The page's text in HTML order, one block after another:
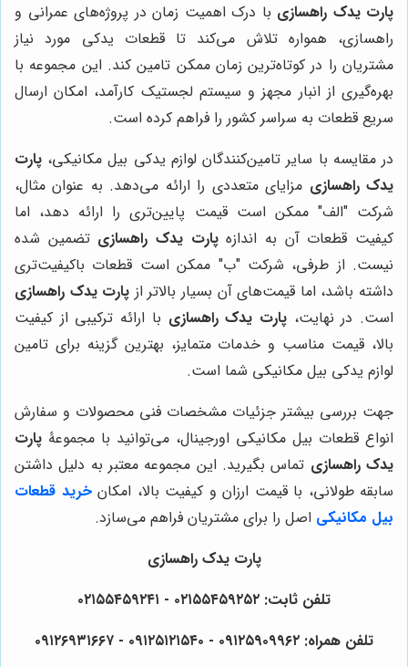
پارت یدک راهسازی با درک اهمیت زمان در پروژه‌های عمرانی و
راهسازی، همواره تلاش می‌کند تا قطعات یدکی مورد نیاز
مشتریان را در کوتاه‌ترین زمان ممکن تامین کند. این مجموعه با
بهره‌گیری از انبار مجهز و سیستم لجستیک کارآمد، امکان ارسال
سریع قطعات به سراسر کشور را فراهم کرده است.
در مقایسه با سایر تامین‌کنندگان لوازم یدکی بیل مکانیکی، پارت
یدک راهسازی مزایای متعددی را ارائه می‌دهد. به عنوان مثال،
شرکت "الف" ممکن است قیمت پایین‌تری را ارائه دهد، اما
کیفیت قطعات آن به اندازهپارت یدک راهسازی تضمین شده
نیست. از طرفی، شرکت "ب" ممکن است قطعات باکیفیت‌تری
داشته باشد، اما قیمت‌های آن بسیار بالاتر از پارت یدک راهسازی
است. در نهایت،پارت یدک راهسازی با ارائه ترکیبی از کیفیت
بالا، قیمت مناسب و خدمات متمایز، بهترین گزینه برای تامین
لوازم یدکی بیل مکانیکی شما است.
جهت بررسی بیشتر جزئیات مشخصات فنی محصولات و سفارش
انواع قطعات بیل مکانیکی اورجینال، می‌توانید با مجموعۀ پارت
یدک راهسازی تماس بگیرید. این مجموعه معتبر به دلیل داشتن
سابقه طولانی، با قیمت ارزان و کیفیت بالا، امکانخرید قطعات
بیل مکانیکی اصل را برای مشتریان فراهم می‌سازد.
پارت یدک راهسازی
تلفن ثابت: ۰۲۱۵۵۴۵۹۲۵۲ - ۰۲۱۵۵۴۵۹۲۴۱
تلفن همراه: ۰۹۱۲۵۹۰۹۹۶۲ - ۰۹۱۲۵۱۲۱۵۴۰ - ۰۹۱۲۶۹۳۱۶۶۷